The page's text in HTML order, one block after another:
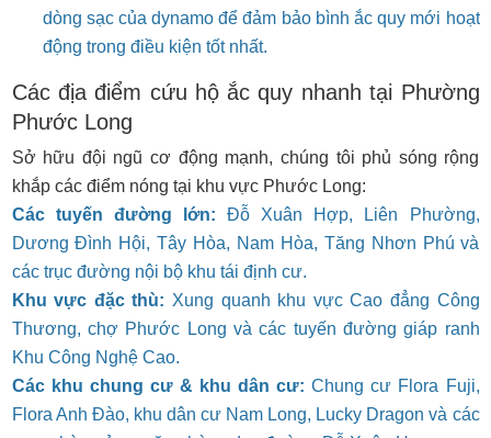
dòng sạc của dynamo để đảm bảo bình ắc quy mới hoạt
động trong điều kiện tốt nhất.
Các địa điểm cứu hộ ắc quy nhanh tại Phường
Phước Long
Sở hữu đội ngũ cơ động mạnh, chúng tôi phủ sóng rộng
khắp các điểm nóng tại khu vực Phước Long:
Các tuyến đường lớn: Đỗ Xuân Hợp, Liên Phường,
Dương Đình Hội, Tây Hòa, Nam Hòa, Tăng Nhơn Phú và
các trục đường nội bộ khu tái định cư.
Khu vực đặc thù: Xung quanh khu vực Cao đẳng Công
Thương, chợ Phước Long và các tuyến đường giáp ranh
Khu Công Nghệ Cao.
Các khu chung cư & khu dân cư: Chung cư Flora Fuji,
Flora Anh Đào, khu dân cư Nam Long, Lucky Dragon và các